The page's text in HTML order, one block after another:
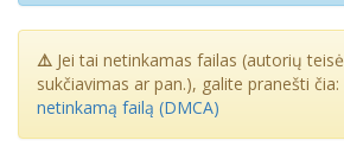
⚠️ Jei tai netinkamas failas (autorių
sukčiavimas ar pan.), galite pranešti čia:
netinkamą failą (DMCA)